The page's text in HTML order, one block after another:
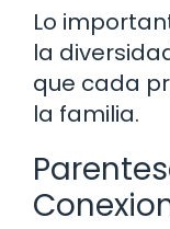
Lo
la
que cada
la familia.